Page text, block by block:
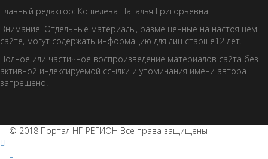
Главный редактор: Кошелева Наталья Григорьевна
Внимание! Отдельные материалы, размещенные на настоящем
сайте, могут содержать информацию для лиц старше12 лет.
Полное или частичное воспроизведение материалов сайта без
активной индексируемой ссылки и упоминания имени автора
запрещено.
© 2018 Портал НГ-РЕГИОН Все права защищены